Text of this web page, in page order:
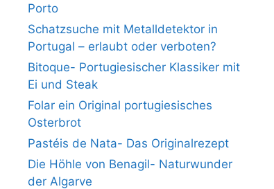
Porto
Schatzsuche mit Metalldetektor in
Portugal – erlaubt oder verboten?
Bitoque- Portugiesischer Klassiker mit
Ei und Steak
Folar ein Original portugiesisches
Osterbrot
Pastéis de Nata- Das Originalrezept
Die Höhle von Benagil- Naturwunder
der Algarve